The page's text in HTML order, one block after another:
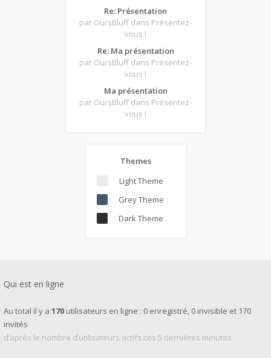
Re: Présentation
par OursBluff dans Présentez-
vous !
Re: Ma présentation
par OursBluff dans Présentez-
vous !
Ma présentation
par OursBluff dans Présentez-
vous !
Themes
Light Theme
Grey Theme
Dark Theme
Qui est en ligne
Au total il y a 170 utilisateurs en ligne : 0 enregistré, 0 invisible et 170
invités
d’après le nombre d’utilisateurs actifs ces 5 dernières minutes